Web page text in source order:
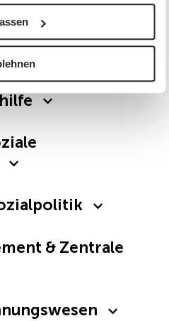
& Zentrale